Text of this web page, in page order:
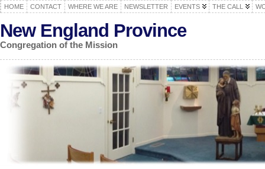
HOME CONTACT WHERE WE ARE NEWSLETTER EVENTS THE CALL
New England Province
Congregation of the Mission